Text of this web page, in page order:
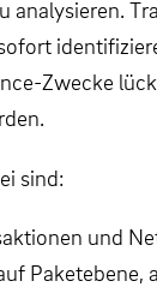
analysieren.
Zwecke
sind:
und
Paketebene,